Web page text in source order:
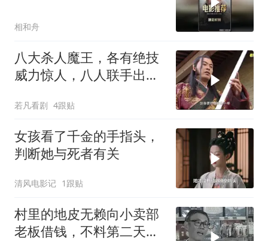
相和舟
八大杀人魔王，各有绝技
威力惊人，八人联手出击
若凡看剧 4跟贴
女孩看了千金的手指头，
判断她与死者有关
清风电影记 1跟贴
村里的地皮无赖向小卖部
老板借钱，不料第二天老